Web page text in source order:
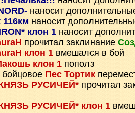
наносит
116км наносит
клон 1 наносит
прочитал заклинание
клон 1 вмешался в бой
клон 1 пополз
Пес Тортик
РУСИЧЕЙ* прочитал
РУСИЧЕЙ* клон 1